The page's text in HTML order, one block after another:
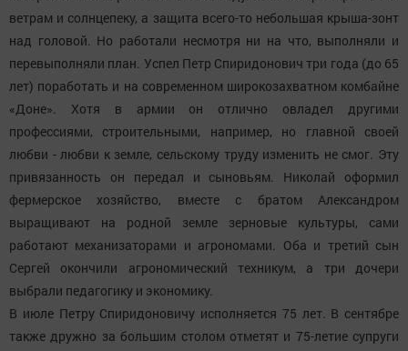
ветрам и солнцепеку, а защита всего-то небольшая крыша-зонт
над головой. Но работали несмотря ни на что, выполняли и
перевыполняли план. Успел Петр Спиридонович три года (до 65
лет) поработать и на современном широкозахватном комбайне
«Доне». Хотя в армии он отлично овладел другими
профессиями, строительными, например, но главной своей
любви - любви к земле, сельскому труду изменить не смог. Эту
привязанность он передал и сыновьям. Николай оформил
фермерское хозяйство, вместе с братом Александром
выращивают на родной земле зерновые культуры, сами
работают механизаторами и агрономами. Оба и третий сын
Сергей окончили агрономический техникум, а три дочери
выбрали педагогику и экономику.
В июле Петру Спиридоновичу исполняется 75 лет. В сентябре
также дружно за большим столом отметят и 75-летие супруги